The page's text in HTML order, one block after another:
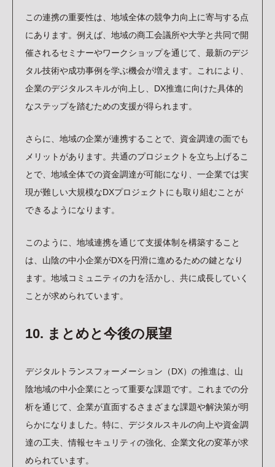
この連携の重要性は、地域全体の競争力向上に寄与する点
にあります。例えば、地域の商工会議所や大学と共同で開
催されるセミナーやワークショップを通じて、最新のデジ
タル技術や成功事例を学ぶ機会が増えます。これにより、
企業のデジタルスキルが向上し、DX推進に向けた具体的
なステップを踏むための支援が得られます。
さらに、地域の企業が連携することで、資金調達の面でも
メリットがあります。共通のプロジェクトを立ち上げるこ
とで、地域全体での資金調達が可能になり、一企業では実
現が難しい大規模なDXプロジェクトにも取り組むことが
できるようになります。
このように、地域連携を通じて支援体制を構築すること
は、山陰の中小企業がDXを円滑に進めるための鍵となり
ます。地域コミュニティの力を活かし、共に成長していく
ことが求められています。
10. まとめと今後の展望
デジタルトランスフォーメーション（DX）の推進は、山
陰地域の中小企業にとって重要な課題です。これまでの分
析を通じて、企業が直面するさまざまな課題や解決策が明
らかになりました。特に、デジタルスキルの向上や資金調
達の工夫、情報セキュリティの強化、企業文化の変革が求
められています。